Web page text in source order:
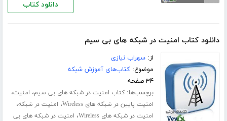
دانلود کتاب
دانلود کتاب امنیت در شبکه های بی سیم
از:سهراب نیازی
موضوع:کتاب‌های آموزش شبکه
۳۴ صفحه
برچسب‌ها:کتاب امنیت در شبکه های بی سیم، امنیت،
امنیت پایین در شبکه های Wireless ، امنیت در شبکه،
امنیت در شبکه های Wireless ، امنیت در شبکه های بی